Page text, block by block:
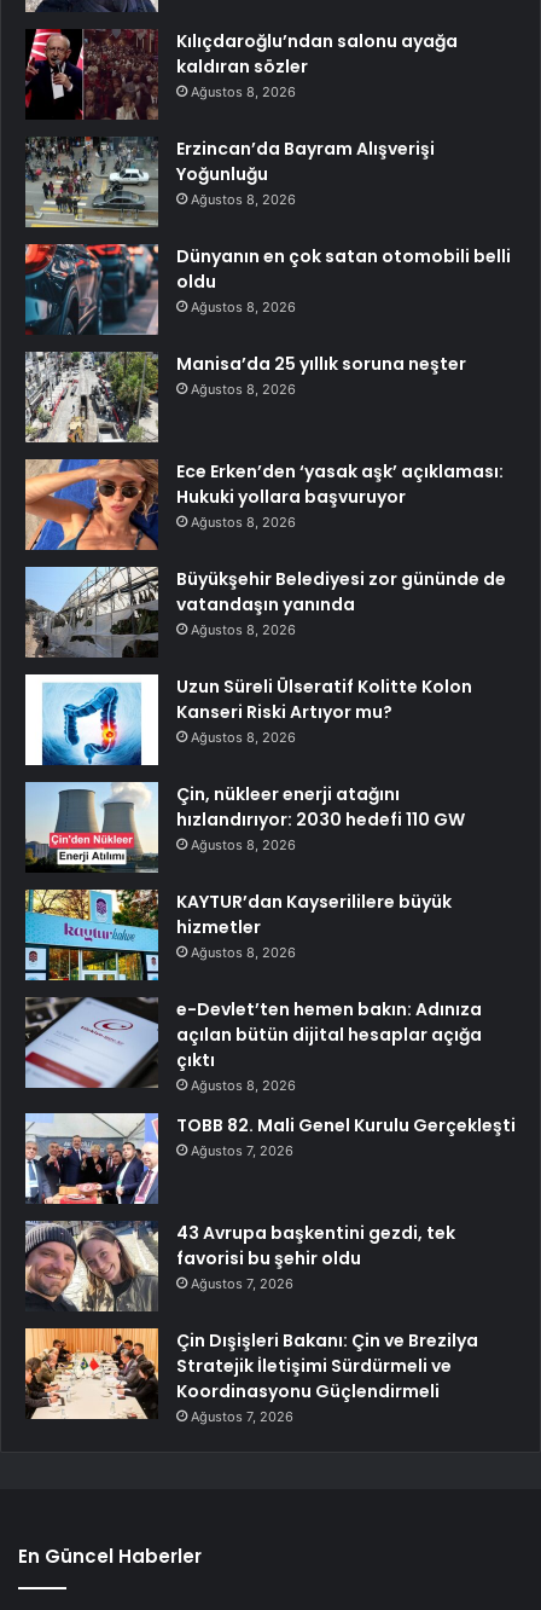
Kılıçdaroğlu’ndan salonu ayağa
kaldıran sözler
Ağustos 8, 2026
Erzincan’da Bayram Alışverişi
Yoğunluğu
Ağustos 8, 2026
Dünyanın en çok satan otomobili belli
oldu
Ağustos 8, 2026
Manisa’da 25 yıllık soruna neşter
Ağustos 8, 2026
Ece Erken’den ‘yasak aşk’ açıklaması:
Hukuki yollara başvuruyor
Ağustos 8, 2026
Büyükşehir Belediyesi zor gününde de
vatandaşın yanında
Ağustos 8, 2026
Uzun Süreli Ülseratif Kolitte Kolon
Kanseri Riski Artıyor mu?
Ağustos 8, 2026
Çin, nükleer enerji atağını
hızlandırıyor: 2030 hedefi 110 GW
Ağustos 8, 2026
KAYTUR’dan Kayserililere büyük
hizmetler
Ağustos 8, 2026
e-Devlet’ten hemen bakın: Adınıza
açılan bütün dijital hesaplar açığa
çıktı
Ağustos 8, 2026
TOBB 82. Mali Genel Kurulu Gerçekleşti
Ağustos 7, 2026
43 Avrupa başkentini gezdi, tek
favorisi bu şehir oldu
Ağustos 7, 2026
Çin Dışişleri Bakanı: Çin ve Brezilya
Stratejik İletişimi Sürdürmeli ve
Koordinasyonu Güçlendirmeli
Ağustos 7, 2026
En Güncel Haberler